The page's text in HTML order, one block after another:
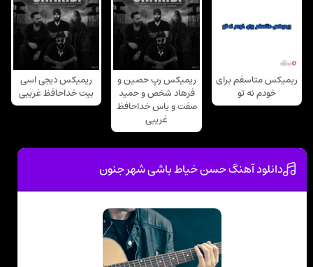
ریمیکس متاسفم برای
خودم نه تو
ریمیکس رپ حصین و
فرهاد شخص و حمید
صفت و یاس خداحافظ
غریبی
ریمیکس دیجی اسی
بیت خداحافظ غریبی
دانلود آهنگ حسن خیاط باشی شهر جنون